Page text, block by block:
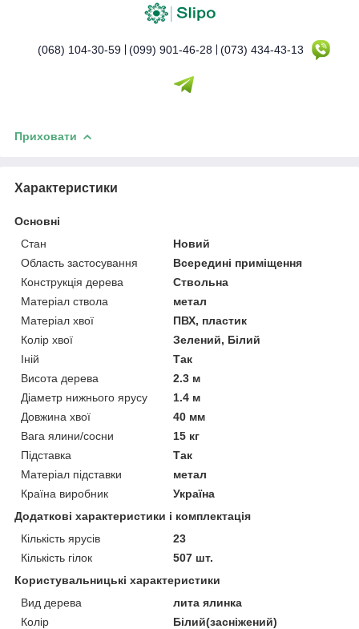
(068) 104-30-59 (099) 901-46-28 (073) 434-43-13
Приховати
Характеристики
Основні
Стан
Новий
Область застосування
Всередині приміщення
Конструкція дерева
Ствольна
Матеріал ствола
метал
Матеріал хвої
ПВХ, пластик
Колір хвої
Зелений, Білий
Іній
Так
Висота дерева
2.3 м
Діаметр нижнього ярусу
1.4 м
Довжина хвої
40 мм
Вага ялини/сосни
15 кг
Підставка
Так
Матеріал підставки
метал
Країна виробник
Україна
Додаткові характеристики і комплектація
Кількість ярусів
23
Кількість гілок
507 шт.
Користувальницькі характеристики
Вид дерева
лита ялинка
Колір
Білий(засніжений)